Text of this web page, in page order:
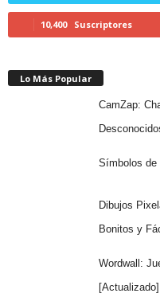
10,400 Suscriptores
Lo Más Popular
CamZap:
Símbolos de
Dibujos
Bonitos y
Wordwall:
[Actualizado]